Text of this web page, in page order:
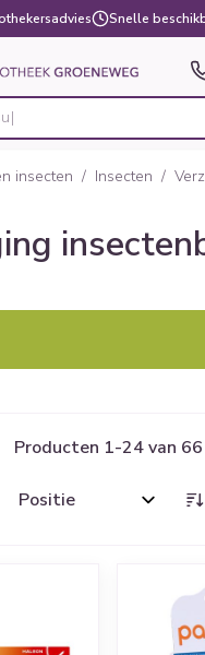
Snelle
insecten / Insecten /
Producten 1-24van 66
Sorteer op: